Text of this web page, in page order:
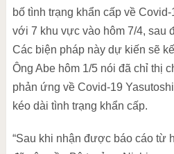
bố tình trạng khẩn cấp về
với 7 khu vực vào hôm 7/4, sau
Các biện pháp này dự kiến sẽ
Ông Abe hôm 1/5 nói đã chỉ thị
phản ứng về Covid-19
kéo dài tình trạng khẩn cấp.
“Sau khi nhận được báo cáo từ